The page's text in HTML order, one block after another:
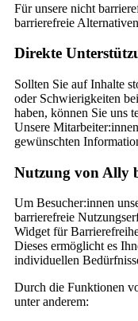
Für unsere nicht
barrierefreie
Direkte
Sollten Sie auf Inhalte
oder Schwierigkeiten
haben, können Sie uns
Unsere
gewünschten
Nutzung von Ally
Um Besucher:innen
barrierefreie
Widget für
Dieses ermöglicht es
individuellen
Durch die Funktionen
unter anderem: